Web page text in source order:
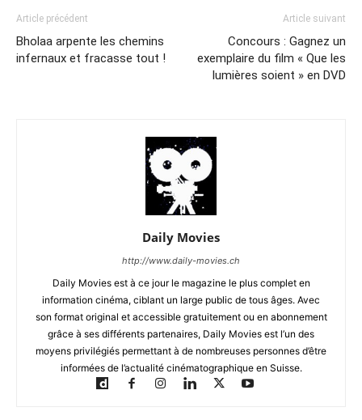
Article précédent
Bholaa arpente les chemins
infernaux et fracasse tout !
Article suivant
Concours : Gagnez un
exemplaire du film « Que les
lumières soient » en DVD
Daily Movies
http://www.daily-movies.ch
Daily Movies est à ce jour le magazine le plus complet en
information cinéma, ciblant un large public de tous âges. Avec
son format original et accessible gratuitement ou en abonnement
grâce à ses différents partenaires, Daily Movies est l’un des
moyens privilégiés permettant à de nombreuses personnes d’être
informées de l’actualité cinématographique en Suisse.